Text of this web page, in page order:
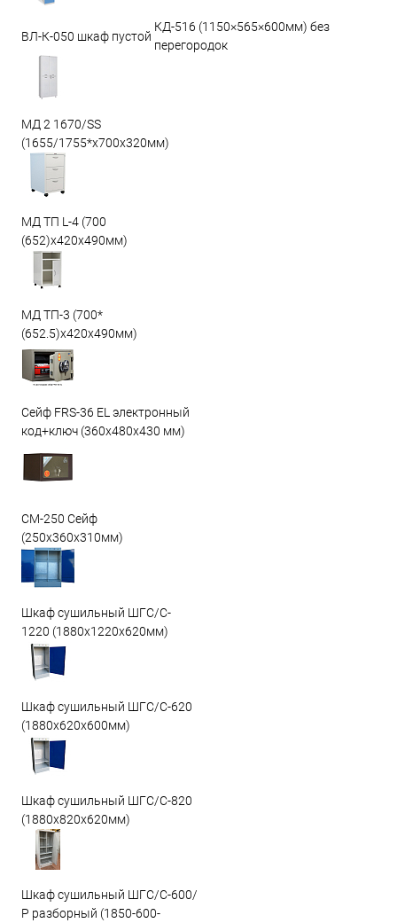
ВЛ-К-050 шкаф пустой
КД-516 (1150×565×600мм) без
перегородок
МД 2 1670/SS
(1655/1755*x700x320мм)
МД ТП L-4 (700
(652)x420x490мм)
МД ТП-3 (700*
(652.5)x420x490мм)
Сейф FRS-36 EL электронный
код+ключ (360x480x430 мм)
СМ-250 Сейф
(250х360х310мм)
Шкаф сушильный ШГС/C-
1220 (1880x1220x620мм)
Шкаф сушильный ШГС/C-620
(1880x620x600мм)
Шкаф сушильный ШГС/C-820
(1880x820x620мм)
Шкаф сушильный ШГС/С-600/
Р разборный (1850-600-